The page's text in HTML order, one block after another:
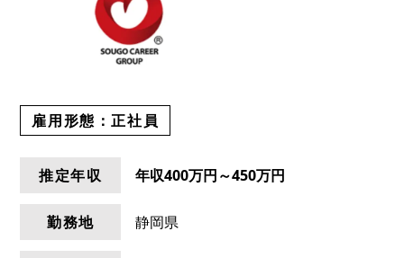
雇用形態：正社員
推定年収 年収400万円～450万円
勤務地 静岡県